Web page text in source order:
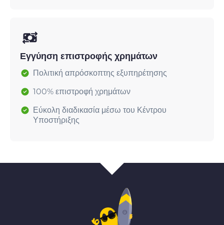
Εγγύηση επιστροφής χρημάτων
Πολιτική απρόσκοπτης εξυπηρέτησης
100% επιστροφή χρημάτων
Εύκολη διαδικασία μέσω του Κέντρου
Υποστήριξης